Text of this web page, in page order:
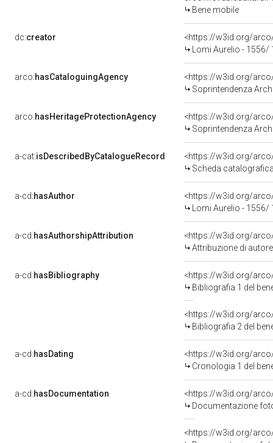
Bene mobile
dc:creator
<https://w3id.org/
Lomi Aurelio - 1556/
arco:hasCataloguingAgency
<https://w3id.org/
Soprintendenza
arco:hasHeritageProtectionAgency
<https://w3id.org/
Soprintendenza
a-cat:isDescribedByCatalogueRecord
<https://w3id.org/
Scheda
a-cd:hasAuthor
<https://w3id.org/
Lomi Aurelio - 1556/
a-cd:hasAuthorshipAttribution
<https://w3id.org/
Attribuzione di
a-cd:hasBibliography
<https://w3id.org/
Bibliografia 1 del
<https://w3id.org/
Bibliografia 2 del
a-cd:hasDating
<https://w3id.org/
Cronologia 1 del
a-cd:hasDocumentation
Documentazione